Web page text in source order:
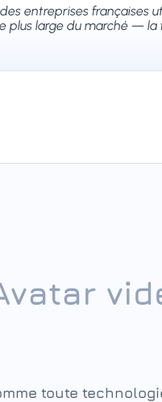
des entreprises
large du marché — la
toute